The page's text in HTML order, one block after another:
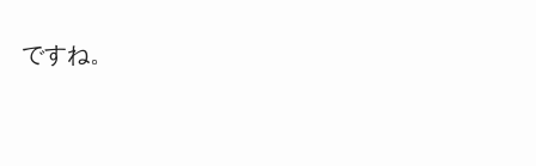
ですね。